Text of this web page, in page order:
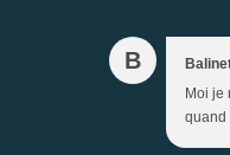
B
Moi je
quand